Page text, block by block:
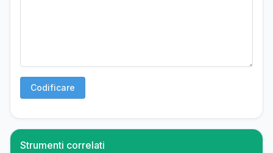
Codificare
Strumenti correlati